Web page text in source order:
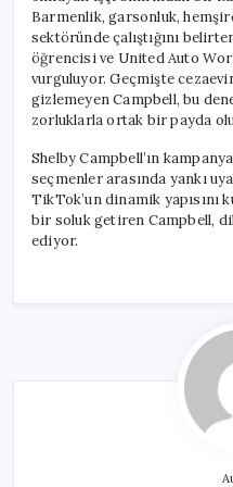
Barmenlik, garsonluk,
sektöründe çalıştığını
öğrencisi ve United Auto
vurguluyor. Geçmişte
gizlemeyen Campbell, bu
zorluklarla ortak bir payda
Shelby Campbell’ın
seçmenler arasında yankı
TikTok’un dinamik yapısını
bir soluk getiren Campbell,
ediyor.